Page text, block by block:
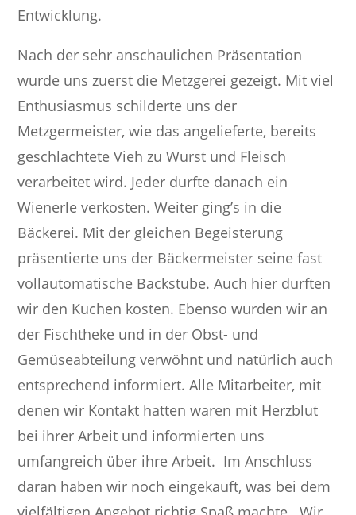
Entwicklung.
Nach der sehr anschaulichen Präsentation
wurde uns zuerst die Metzgerei gezeigt. Mit viel
Enthusiasmus schilderte uns der
Metzgermeister, wie das angelieferte, bereits
geschlachtete Vieh zu Wurst und Fleisch
verarbeitet wird. Jeder durfte danach ein
Wienerle verkosten. Weiter ging’s in die
Bäckerei. Mit der gleichen Begeisterung
präsentierte uns der Bäckermeister seine fast
vollautomatische Backstube. Auch hier durften
wir den Kuchen kosten. Ebenso wurden wir an
der Fischtheke und in der Obst- und
Gemüseabteilung verwöhnt und natürlich auch
entsprechend informiert. Alle Mitarbeiter, mit
denen wir Kontakt hatten waren mit Herzblut
bei ihrer Arbeit und informierten uns
umfangreich über ihre Arbeit. Im Anschluss
daran haben wir noch eingekauft, was bei dem